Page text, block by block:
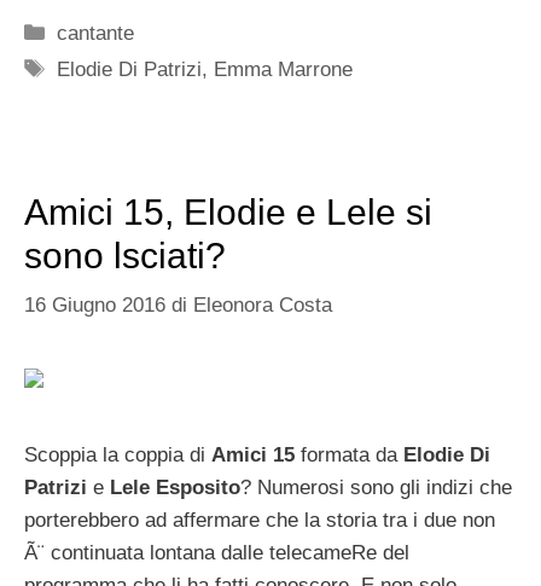
Categorie
cantante
Tag
Elodie Di Patrizi, Emma Marrone
Amici 15, Elodie e Lele si
sono lsciati?
16 Giugno 2016 di Eleonora Costa
Scoppia la coppia di Amici 15 formata da Elodie Di
Patrizi e Lele Esposito? Numerosi sono gli indizi che
porterebbero ad affermare che la storia tra i due non
Ã¨ continuata lontana dalle telecameRe del